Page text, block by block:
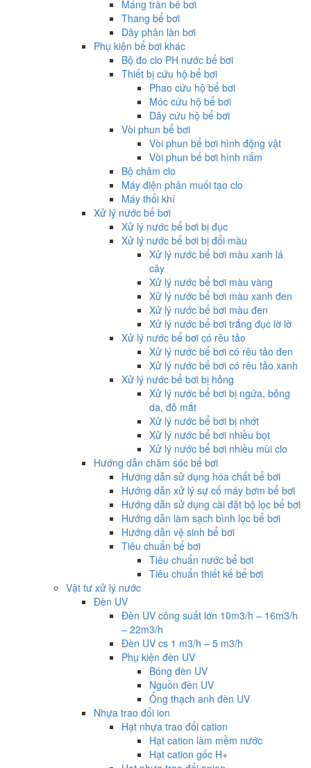
Máng tràn bể bơi
Thang bể bơi
Dây phân làn bơi
Phụ kiện bể bơi khác
Bộ đo clo PH nước bể bơi
Thiết bị cứu hộ bể bơi
Phao cứu hộ bể bơi
Móc cứu hộ bể bơi
Dây cứu hộ bể bơi
Vòi phun bể bơi
Vòi phun bể bơi hình động vật
Vòi phun bể bơi hình nấm
Bộ châm clo
Máy điện phân muối tạo clo
Máy thổi khí
Xử lý nước bể bơi
Xử lý nước bể bơi bị đục
Xử lý nước bể bơi bị đổi màu
Xử lý nước bể bơi màu xanh lá
cây
Xử lý nước bể bơi màu vàng
Xử lý nước bể bơi màu xanh đen
Xử lý nước bể bơi màu đen
Xử lý nước bể bơi trắng đục lờ lờ
Xử lý nước bể bơi có rêu tảo
Xử lý nước bể bơi có rêu tảo đen
Xử lý nước bể bơi có rêu tảo xanh
Xử lý nước bể bơi bị hỏng
Xử lý nước bể bơi bị ngứa, bỏng
da, đỏ mắt
Xử lý nước bể bơi bị nhớt
Xử lý nước bể bơi nhiều bọt
Xử lý nước bể bơi nhiều mùi clo
Hướng dẫn chăm sóc bể bơi
Hướng dẫn sử dụng hóa chất bể bơi
Hướng dẫn xử lý sự cố máy bơm bể bơi
Hướng dẫn sử dụng cài đặt bộ lọc bể bơi
Hướng dẫn làm sạch bình lọc bể bơi
Hướng dẫn vệ sinh bể bơi
Tiêu chuẩn bể bơi
Tiêu chuẩn nước bể bơi
Tiêu chuẩn thiết kế bể bơi
Vật tư xử lý nước
Đèn UV
Đèn UV công suất lớn 10m3/h – 16m3/h
– 22m3/h
Đèn UV cs 1 m3/h – 5 m3/h
Phụ kiện đèn UV
Bóng đèn UV
Nguồn đèn UV
Ống thạch anh đèn UV
Nhựa trao đổi ion
Hạt nhựa trao đổi cation
Hạt cation làm mềm nước
Hạt cation gốc H+